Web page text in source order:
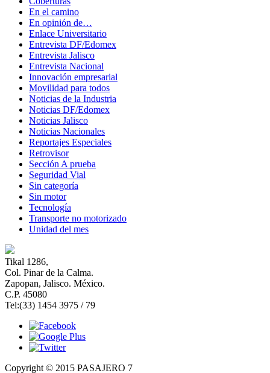
En el camino
En opinión de…
Enlace Universitario
Entrevista DF/Edomex
Entrevista Jalisco
Entrevista Nacional
Innovación empresarial
Movilidad para todos
Noticias de la Industria
Noticias DF/Edomex
Noticias Jalisco
Noticias Nacionales
Reportajes Especiales
Retrovisor
Sección A prueba
Seguridad Vial
Sin categoría
Sin motor
Tecnología
Transporte no motorizado
Unidad del mes
Tikal 1286,
Col. Pinar de la Calma.​
Zapopan, Jalisco. México.
C.P. 45080​
Tel:(33) 1454 3975 / 79
Copyright © 2015 PASAJERO 7